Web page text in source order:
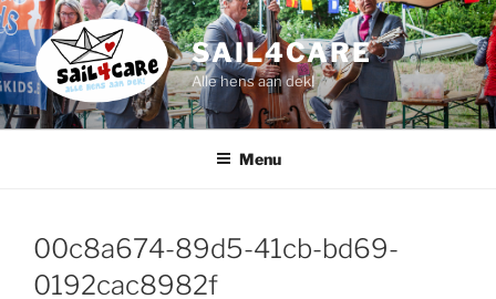
Ga
naar
de
inhoud
SAIL4CARE
Alle hens aan dek!
Menu
00c8a674-89d5-41cb-bd69-
0192cac8982f